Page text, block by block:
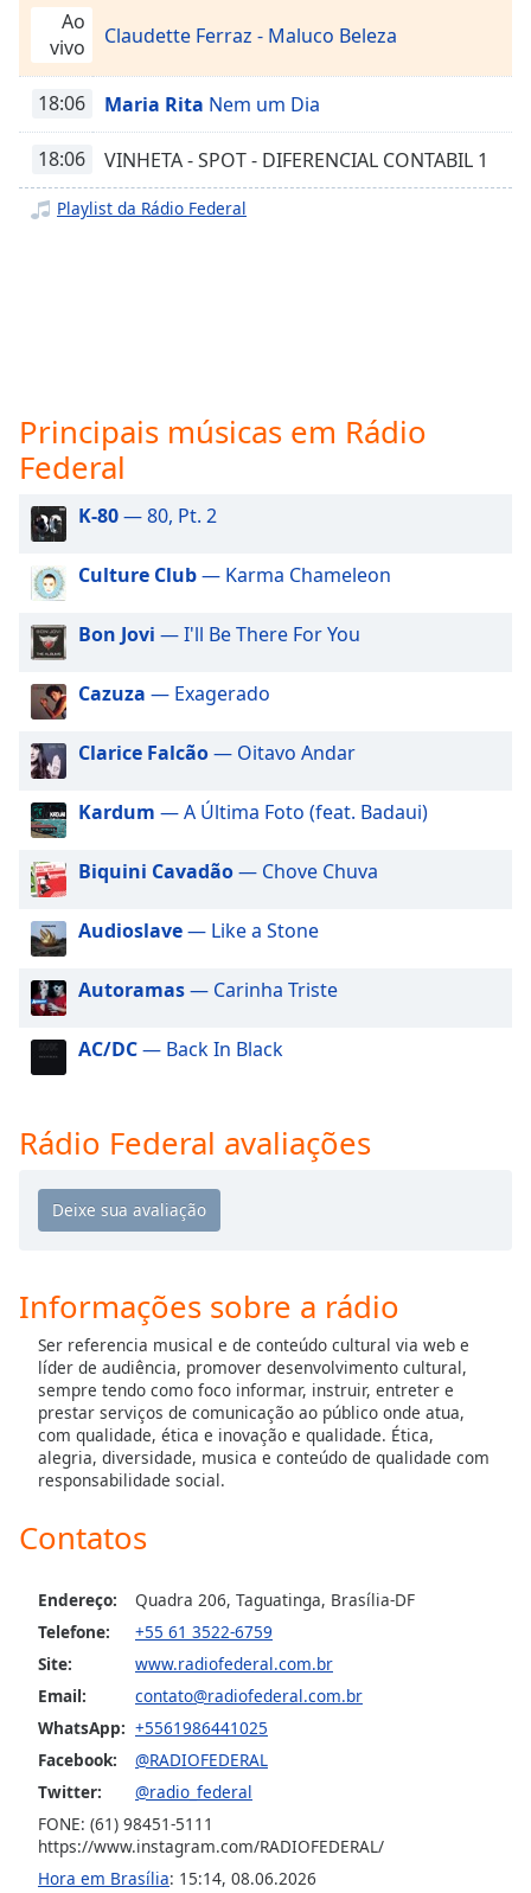
Descriptions
descriptions
off,
selected
subtitles
selected
Audio
Picture-
Picture
This
modal
window.
dialog
window.
Escape
cancel
and
close
window.
Color
Opacity
Background
Color
Opacity
Caption
Area
Color
Opacity
Font
Edge
Style
Ao
vivo
Claudette Ferraz - Maluco Beleza
18:06 Maria Rita Nem um Dia
18:06 VINHETA - SPOT - DIFERENCIAL CONTABIL 1
Playlist da Rádio Federal
Principais músicas em Rádio
Federal
K-80— 80, Pt. 2
Culture Club— Karma Chameleon
Bon Jovi — I'll Be There For You
Cazuza — Exagerado
Clarice Falcão— Oitavo Andar
Kardum — A Última Foto (feat. Badaui)
Biquini Cavadão— Chove Chuva
Audioslave— Like a Stone
Autoramas— Carinha Triste
AC/DC— Back In Black
Rádio Federal avaliações
Informações sobre a rádio
Ser referencia musical e de conteúdo cultural via web e
líder de audiência, promover desenvolvimento cultural,
sempre tendo como foco informar, instruir, entreter e
prestar serviços de comunicação ao público onde atua,
com qualidade, ética e inovação e qualidade. Ética,
alegria, diversidade, musica e conteúdo de qualidade com
responsabilidade social.
Contatos
Endereço:
Quadra 206, Taguatinga, Brasília-DF
Telefone:
+55 61 3522-6759
Site:
www.radiofederal.com.br
Email:
contato@radiofederal.com.br
WhatsApp: +5561986441025
Facebook:
@RADIOFEDERAL
Twitter:
@radio_federal
FONE: (61) 98451-5111
https://www.instagram.com/RADIOFEDERAL/
Hora em Brasília: 15:14, 08.06.2026